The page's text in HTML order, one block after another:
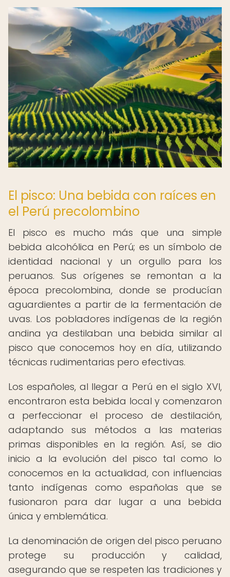
El pisco: Una bebida con raíces en
el Perú precolombino
El pisco es mucho más que una simple
bebida alcohólica en Perú; es un símbolo de
identidad nacional y un orgullo para los
peruanos. Sus orígenes se remontan a la
época precolombina, donde se producían
aguardientes a partir de la fermentación de
uvas. Los pobladores indígenas de la región
andina ya destilaban una bebida similar al
pisco que conocemos hoy en día, utilizando
técnicas rudimentarias pero efectivas.
Los españoles, al llegar a Perú en el siglo XVI,
encontraron esta bebida local y comenzaron
a perfeccionar el proceso de destilación,
adaptando sus métodos a las materias
primas disponibles en la región. Así, se dio
inicio a la evolución del pisco tal como lo
conocemos en la actualidad, con influencias
tanto indígenas como españolas que se
fusionaron para dar lugar a una bebida
única y emblemática.
La denominación de origen del pisco peruano
protege su producción y calidad,
asegurando que se respeten las tradiciones y